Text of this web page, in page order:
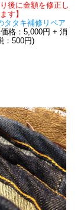
り後に金額を修正し
ます】
タタキ補修リペア
格：5,000円 + 消
：500円)